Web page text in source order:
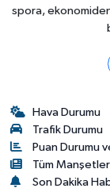
spora,
Hava Durumu
Trafik Durumu
Puan Durumu
Tüm Manşetler
Son Dakika